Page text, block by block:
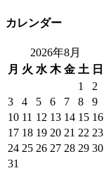
カレンダー
2026年8月
月 火 水 木 金 土 日
1
2
3
4 5 6 7 8
9
10 11 12 13 14 15 16
17 18 19 20 21 22 23
24 25 26 27 28 29 30
31